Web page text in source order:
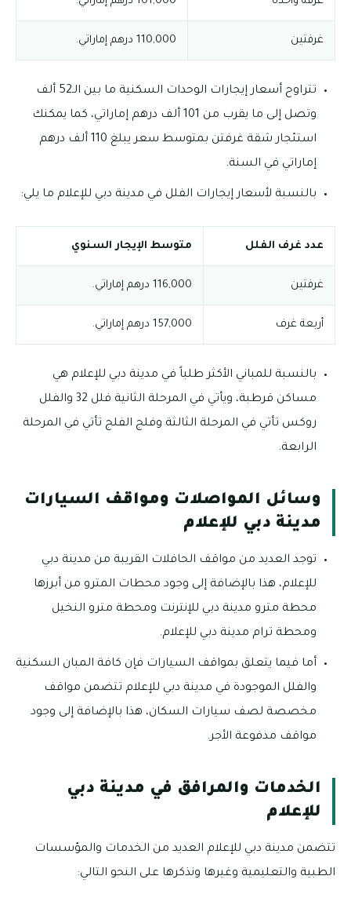
غرفتين 110,000 درهم إماراتي.
تتراوح أسعار إيجارات الوحدات السكنية ما بين الـ52 ألف
وتصل إلى ما يقرب من 101 ألف درهم إماراتي، كما يمكنك
استئجار شقة غرفتن بمتوسط سعر يبلغ 110 ألف درهم
إماراتي في السنة.
بالنسبة لأسعار إيجارات الفلل في مدينة دبي للإعلام ما يلي:
عدد غرف الفلل متوسط الإيجار السنوي
غرفتين 116,000 درهم إماراتي.
أربعة غرف 157,000 درهم إماراتي.
بالنسبة للمباني الأكثر طلباً في مدينة دبي للإعلام هي
مساكن قرطبة، ويأتي في المرحلة الثانية فلل 32 والفلل
روكس تأتي في المرحلة الثالثة وفلج الفلج تأتي في المرحلة
الرابعة.
وسائل المواصلات ومواقف السيارات
مدينة دبي للإعلام
توجد العديد من مواقف الحافلات القريبة من مدينة دبي
للإعلام، هذا بالإضافة إلى وجود محطات المترو من أبرزها
محطة مترو مدينة دبي للإنترنت ومحطة مترو النخيل
ومحطة ترام مدينة دبي للإعلام.
أما فيما يتعلق بمواقف السيارات فإن كافة المبان السكنية
والفلل الموجودة في مدينة دبي للإعلام تتضمن مواقف
مخصصة لصف سيارات السكان، هذا بالإضافة إلى وجود
مواقف مدفوعة الأجر.
الخدمات والمرافق في مدينة دبي
للإعلام
تتضمن مدينة دبي للإعلام العديد من الخدمات والمؤسسات
الطبية والتعليمية وغيرها ونذكرها على النحو التالي: